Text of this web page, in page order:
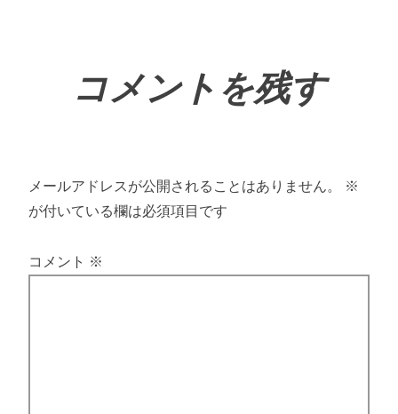
コメントを残す
メールアドレスが公開されることはありません。
※
が付いている欄は必須項目です
コメント ※